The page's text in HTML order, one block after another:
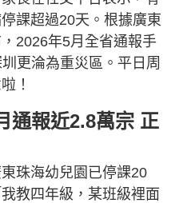
課超過20天。根據廣東
2026年5月全省通報手
更淪為重災區。平日周
！
通報近2.8萬宗 正
珠海幼兒園已停課20
教四年級，某班級裡面